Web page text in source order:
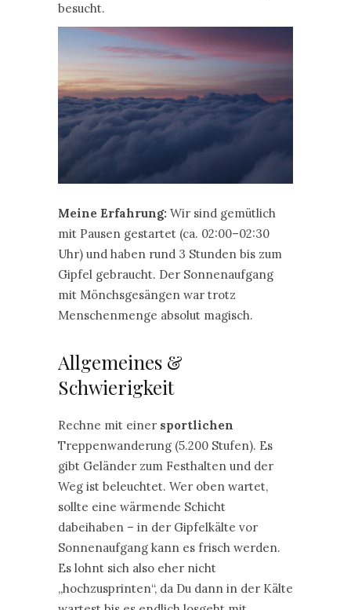
besucht.
Meine Erfahrung: Wir sind gemütlich
mit Pausen gestartet (ca. 02:00–02:30
Uhr) und haben rund 3 Stunden bis zum
Gipfel gebraucht. Der Sonnenaufgang
mit Mönchsgesängen war trotz
Menschenmenge absolut magisch.
Allgemeines &
Schwierigkeit
Rechne mit einer sportlichen
Treppenwanderung (5.200 Stufen). Es
gibt Geländer zum Festhalten und der
Weg ist beleuchtet. Wer oben wartet,
sollte eine wärmende Schicht
dabeihaben – in der Gipfelkälte vor
Sonnenaufgang kann es frisch werden.
Es lohnt sich also eher nicht
„hochzusprinten“, da Du dann in der Kälte